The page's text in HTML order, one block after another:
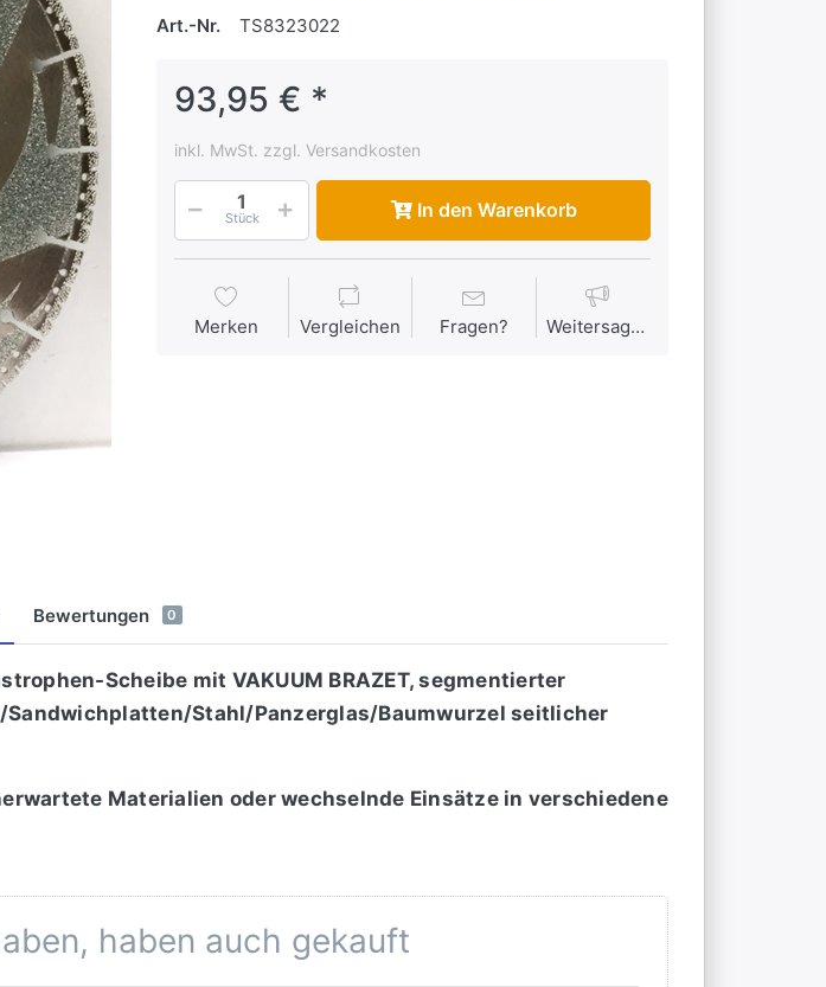
Art.-Nr. TS8323022
93,95 € *
inkl. MwSt. zzgl. Versandkosten
Stück In den Warenkorb
Merken Vergleichen Fragen? Weitersagen
Bewertungen 0
Scheibe mit VAKUUM BRAZET, segmentierter
Stahl/Panzerglas/Baumwurzel seitlicher
Materialien oder wechselnde Einsätze in verschiedene
haben auch gekauft